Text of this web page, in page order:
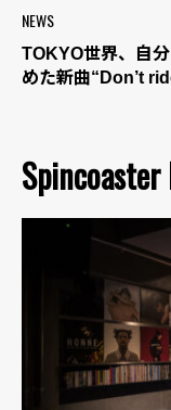
NEWS
TOKYO世界、自
めた新曲“Don’t